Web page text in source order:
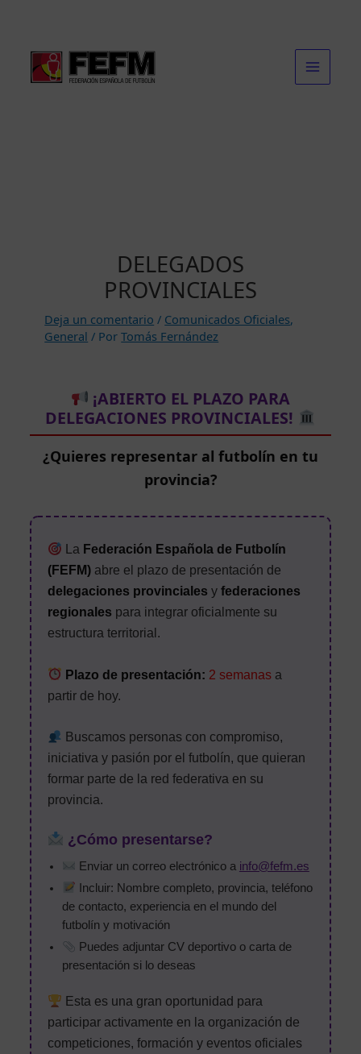
contenido
DELEGADOS
PROVINCIALES
Deja un comentario / Comunicados Oficiales,
General / PorTomás Fernández
¡ABIERTO EL PLAZO PARA
DELEGACIONES PROVINCIALES!
¿Quieres representar al futbolín en tu
provincia?
La Federación Española de Futbolín
(FEFM) abre el plazo de presentación de
delegaciones provinciales yfederaciones
regionales para integrar oficialmente su
estructura territorial.
Plazo de presentación: 2 semanas a
partir de hoy.
Buscamos personas con compromiso,
iniciativa y pasión por el futbolín, que quieran
formar parte de la red federativa en su
provincia.
¿Cómo presentarse?
Enviar un correo electrónico a info@fefm.es
Incluir: Nombre completo, provincia, teléfono
de contacto, experiencia en el mundo del
futbolín y motivación
Puedes adjuntar CV deportivo o carta de
presentación si lo deseas
Esta es una gran oportunidad para
participar activamente en la organización de
competiciones, formación y eventos oficiales